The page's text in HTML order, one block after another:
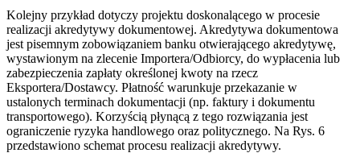
Kolejny przykład dotyczy projektu doskonalącego w procesie
realizacji akredytywy dokumentowej. Akredytywa dokumentowa
jest pisemnym zobowiązaniem banku otwierającego akredytywę,
wystawionym na zlecenie Importera/Odbiorcy, do wypłacenia lub
zabezpieczenia zapłaty określonej kwoty na rzecz
Eksportera/Dostawcy. Płatność warunkuje przekazanie w
ustalonych terminach dokumentacji (np. faktury i dokumentu
transportowego). Korzyścią płynącą z tego rozwiązania jest
ograniczenie ryzyka handlowego oraz politycznego. Na Rys. 6
przedstawiono schemat procesu realizacji akredytywy.